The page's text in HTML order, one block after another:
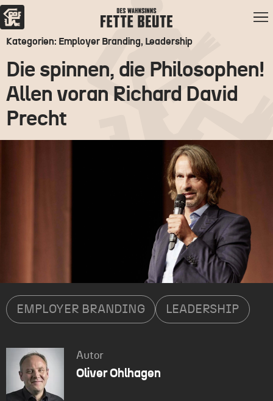
Kategorien: Employer Branding, Leadership
Die spinnen, die Philosophen!
Allen voran Richard David
Precht
EMPLOYER BRANDING LEADERSHIP
Autor
Oliver Ohlhagen